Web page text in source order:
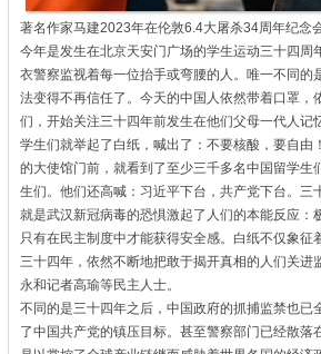
著名作家马建2023年在伦敦6.4大屠杀34周年纪念
今年是发生在北京天安门广场的学生运动三十四周
衣警察监视着每一位抬手或弯腰的人。 唯一不同的
法变得不再信任了。今天的中国人依然带着口罩，
们， 开始关注三十四年前发生在他们父母一代人记
学生们就举起了白纸，喊出了： 不要核酸，要自由
的大使馆门前， 就看到了至少三千多名中国留学生
生们。他们还高喊：习近平下台， 共产党下台。三
就是武汉新冠病毒的恐惧激起了人们的本能反应：
只有在民主制度中才能获得安全感。 白纸不仅象征
三十四年， 依然不断地把敢于揭开真相的人们关进
永和记者高瑜等民主人士。
不同的是三十四年之后，中国政府的抓捕监禁也已
了中国共产党的镇压目标。 甚至警察部门已经散落